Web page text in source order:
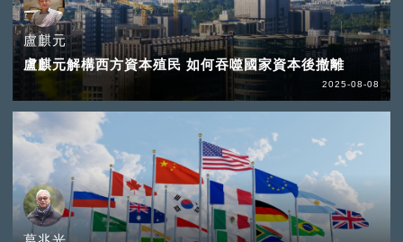
盧麒元
盧麒元解構西方資本殖民 如何吞噬國家資本後撤離
2025-08-08